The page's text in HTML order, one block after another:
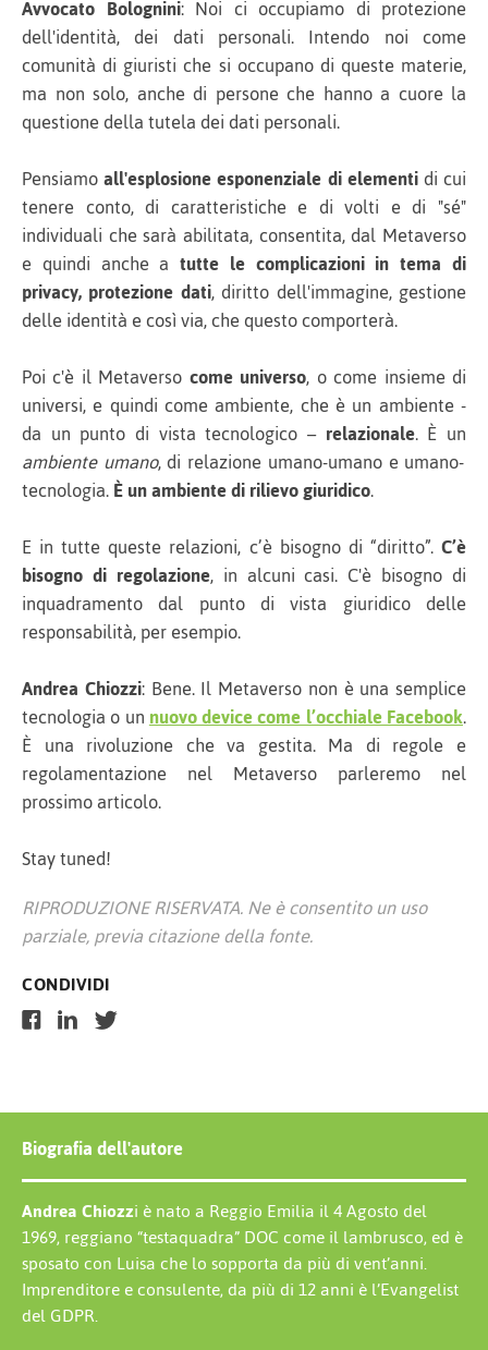
Avvocato Bolognini: Noi ci occupiamo di protezione
dell'identità, dei dati personali. Intendo noi come
comunità di giuristi che si occupano di queste materie,
ma non solo, anche di persone che hanno a cuore la
questione della tutela dei dati personali.
Pensiamoall'esplosione esponenziale di elementidi cui
tenere conto, di caratteristiche e di volti e di "sé"
individuali che sarà abilitata, consentita, dal Metaverso
e quindi anche atutte le complicazioni in tema di
privacy, protezione dati, diritto dell'immagine, gestione
delle identità e così via, che questo comporterà.
Poi c'è il Metaverso come universo, o come insieme di
universi, e quindi come ambiente, che è un ambiente -
da un punto di vista tecnologico – relazionale. È un
ambiente umano, di relazione umano-umano e umano-
tecnologia.È un ambiente di rilievo giuridico.
E in tutte queste relazioni, c’è bisogno di “diritto”. C’è
bisogno di regolazione, in alcuni casi. C'è bisogno di
inquadramento dal punto di vista giuridico delle
responsabilità, per esempio.
Andrea Chiozzi: Bene. Il Metaverso non è una semplice
tecnologia o unnuovo device come l’occhiale Facebook.
È una rivoluzione che va gestita. Ma di regole e
regolamentazione nel Metaverso parleremo nel
prossimo articolo.
Stay tuned!
RIPRODUZIONE RISERVATA. Ne è consentito un uso
parziale, previa citazione della fonte.
CONDIVIDI
Biografia dell'autore
Andrea Chiozzi è nato a Reggio Emilia il 4 Agosto del
1969, reggiano “testaquadra” DOC come il lambrusco, ed è
sposato con Luisa che lo sopporta da più di vent’anni.
Imprenditore e consulente, da più di 12 anni è l’Evangelist
del GDPR.